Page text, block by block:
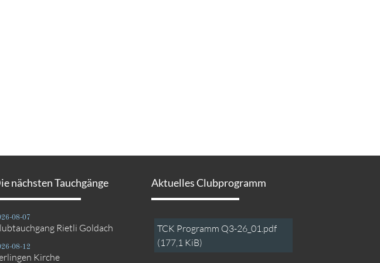
nächsten Tauchgänge
08-07
Rietli Goldach
08-12
Kirche
Aktuelles Clubprogramm
TCK Programm Q3-26_01.pdf
(177,1 KiB)